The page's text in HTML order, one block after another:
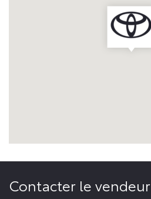
Contacter le vendeur